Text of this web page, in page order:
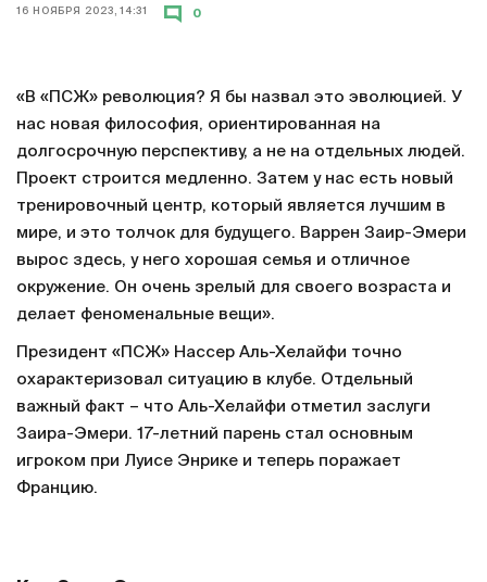
16 НОЯБРЯ 2023, 14:31 0
«В «ПСЖ» революция? Я бы назвал это эволюцией. У
нас новая философия, ориентированная на
долгосрочную перспективу, а не на отдельных людей.
Проект строится медленно. Затем у нас есть новый
тренировочный центр, который является лучшим в
мире, и это толчок для будущего. Варрен Заир-Эмери
вырос здесь, у него хорошая семья и отличное
окружение. Он очень зрелый для своего возраста и
делает феноменальные вещи».
Президент «ПСЖ» Нассер Аль-Хелайфи точно
охарактеризовал ситуацию в клубе. Отдельный
важный факт – что Аль-Хелайфи отметил заслуги
Заира-Эмери. 17-летний парень стал основным
игроком при Луисе Энрике и теперь поражает
Францию.